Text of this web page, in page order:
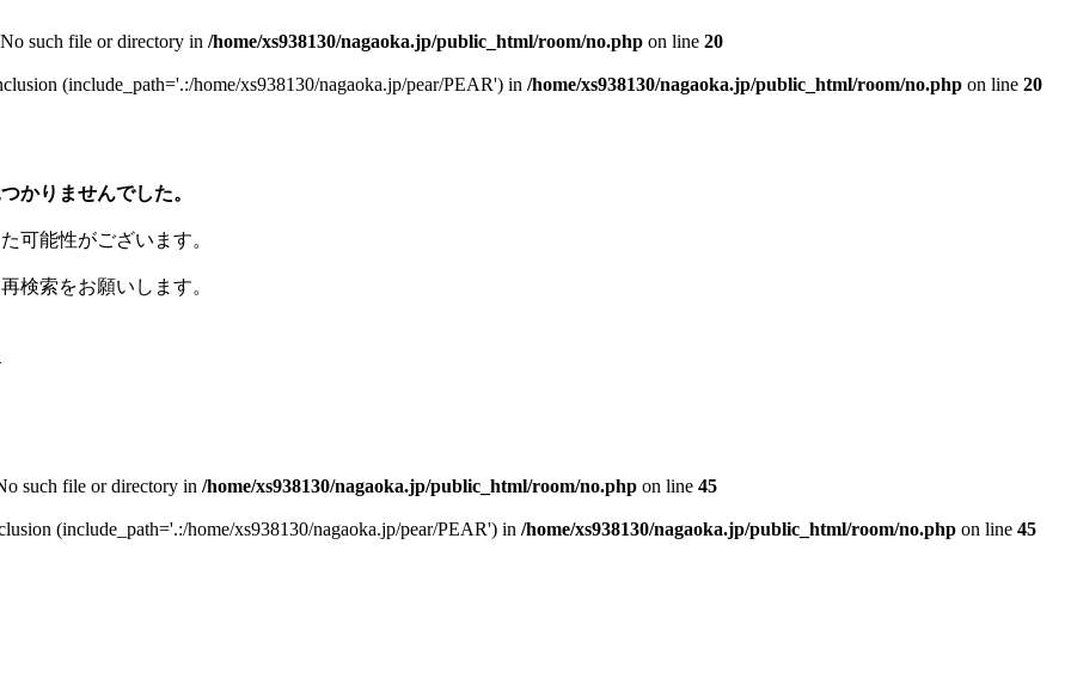
such file or directory in /home/xs938130/nagaoka.jp/public_html/room/no.php on line 20
(include_path='.:/home/xs938130/nagaoka.jp/pear/PEAR') in /home/xs938130/nagaoka.jp/public_html/room/no.php on line 20
かりませんでした。
可能性がございます。
検索をお願いします。
such file or directory in /home/xs938130/nagaoka.jp/public_html/room/no.php on line 45
(include_path='.:/home/xs938130/nagaoka.jp/pear/PEAR') in /home/xs938130/nagaoka.jp/public_html/room/no.php on line 45